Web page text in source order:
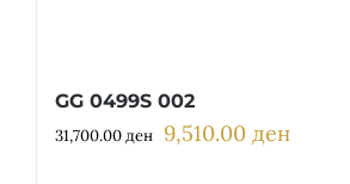
GG 0499S 002
31,700.00ден Original
9,510.00 денCurrent